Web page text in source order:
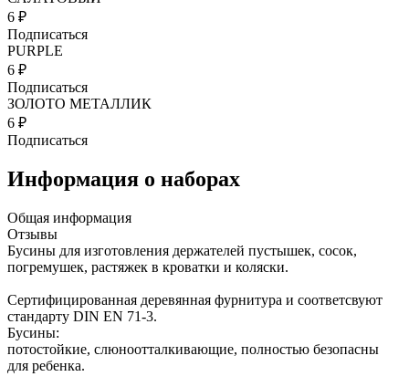
6 ₽
Подписаться
PURPLE
6 ₽
Подписаться
ЗОЛОТО МЕТАЛЛИК
6 ₽
Подписаться
Информация о наборах
Общая информация
Отзывы
Бусины для изготовления держателей пустышек, сосок,
погремушек, растяжек в кроватки и коляски.
Сертифицированная деревянная фурнитура и соответсвуют
стандарту DIN EN 71-3.
Бусины:
потостойкие, слюноотталкивающие, полностью безопасны
для ребенка.